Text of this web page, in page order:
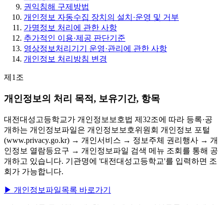
권익침해 구제방법
개인정보 자동수집 장치의 설치·운영 및 거부
가명정보 처리에 관한 사항
추가적인 이용·제공 판단기준
영상정보처리기기 운영·관리에 관한 사항
개인정보 처리방침 변경
제1조
개인정보의 처리 목적, 보유기간, 항목
대전대성고등학교가 개인정보보호법 제32조에 따라 등록·공
개하는 개인정보파일은 개인정보보호위원회 개인정보 포털
(www.privacy.go.kr) → 개인서비스 → 정보주체 권리행사 → 개
인정보 열람등요구 → 개인정보파일 검색 메뉴 조회를 통해 공
개하고 있습니다. 기관명에 '대전대성고등학교'를 입력하면 조
회가 가능합니다.
▶ 개인정보파일목록 바로가기